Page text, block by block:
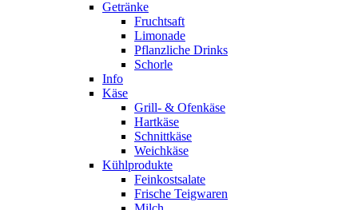
Getränke
Fruchtsaft
Limonade
Pflanzliche Drinks
Schorle
Info
Käse
Grill- & Ofenkäse
Hartkäse
Schnittkäse
Weichkäse
Kühlprodukte
Feinkostsalate
Frische Teigwaren